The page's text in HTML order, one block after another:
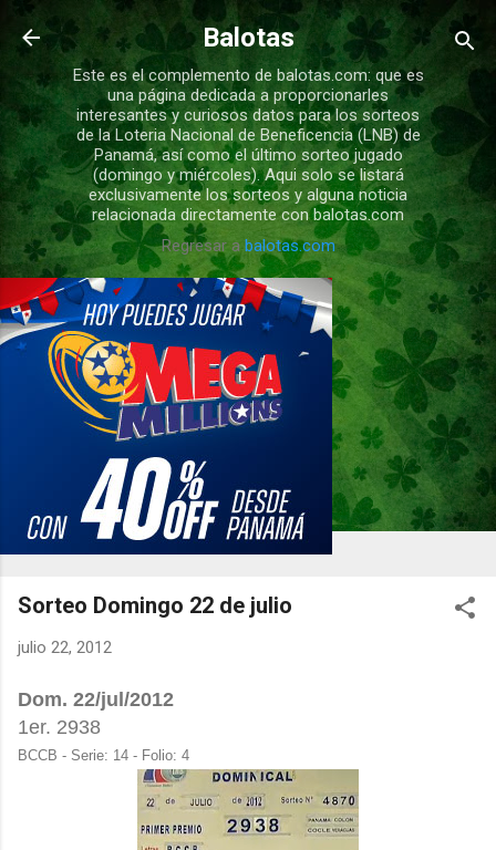
Ir al contenido principal
Balotas
Este es el complemento de balotas.com: que es
una página dedicada a proporcionarles
interesantes y curiosos datos para los sorteos
de la Loteria Nacional de Beneficencia (LNB) de
Panamá, así como el último sorteo jugado
(domingo y miércoles). Aqui solo se listará
exclusivamente los sorteos y alguna noticia
relacionada directamente con balotas.com
Regresar a balotas.com
Sorteo Domingo 22 de julio
julio 22, 2012
Dom. 22/jul/2012
1er. 2938
BCCB - Serie: 14 - Folio: 4